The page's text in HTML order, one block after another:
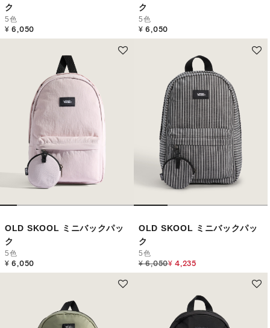
ク
5色
¥ 6,050
ク
5色
¥ 6,050
OLD SKOOL ミニバックパッ
ク
5色
¥ 6,050
OLD SKOOL ミニバックパッ
ク
5色
Price reduced from
¥ 6,050to
¥ 4,235